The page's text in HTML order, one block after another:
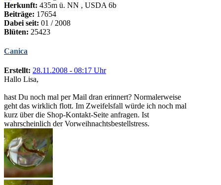
Herkunft: 435m ü. NN , USDA 6b
Beiträge: 17654
Dabei seit: 01 / 2008
Blüten: 25423
Canica
Erstellt: 28.11.2008 - 08:17 Uhr
Hallo Lisa,
hast Du noch mal per Mail dran erinnert? Normalerweise
geht das wirklich flott. Im Zweifelsfall würde ich noch mal
kurz über die Shop-Kontakt-Seite anfragen. Ist
wahrscheinlich der Vorweihnachtsbestellstress.